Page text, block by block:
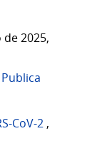
2025,
CoV-2 ,